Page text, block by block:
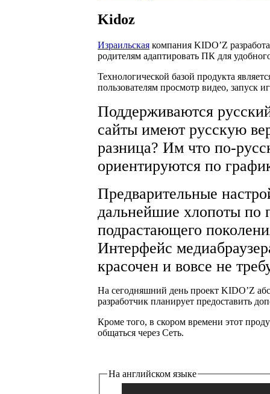
Kidoz
Израильская компания KIDO’Z
родителям адаптировать ПК для
Технологической базой продукта
пользователям просмотр видео, запуск
Поддерживаются
сайты имеют русскую
разница? Им что по-
ориентируются по
Предварительные
дальнейшие хлопоты по
подрастающего
Интерфейс
красочен и вовсе не
На сегодняшний день проект KIDO’Z
разработчик планирует предоставить
Кроме того, в скором времени этот
общаться через Сеть.
На английском языке